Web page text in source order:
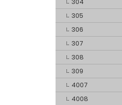
305
306
307
308
309
4007
4008